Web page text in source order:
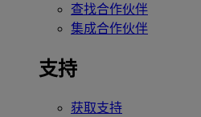
查找合作伙伴
集成合作伙伴
支持
获取支持